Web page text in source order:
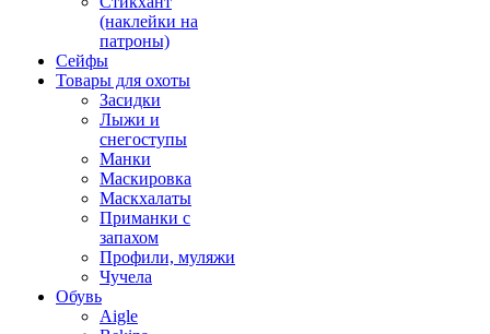
(наклейки на
патроны)
Сейфы
Товары для охоты
Засидки
Лыжи и
снегоступы
Манки
Маскировка
Маскхалаты
Приманки с
запахом
Профили, муляжи
Чучела
Обувь
Aigle